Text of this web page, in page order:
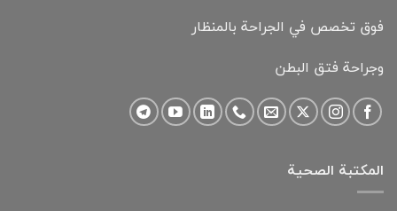
فوق تخصص في الجراحة بالمنظار
وجراحة فتق البطن
المكتبة الصحية